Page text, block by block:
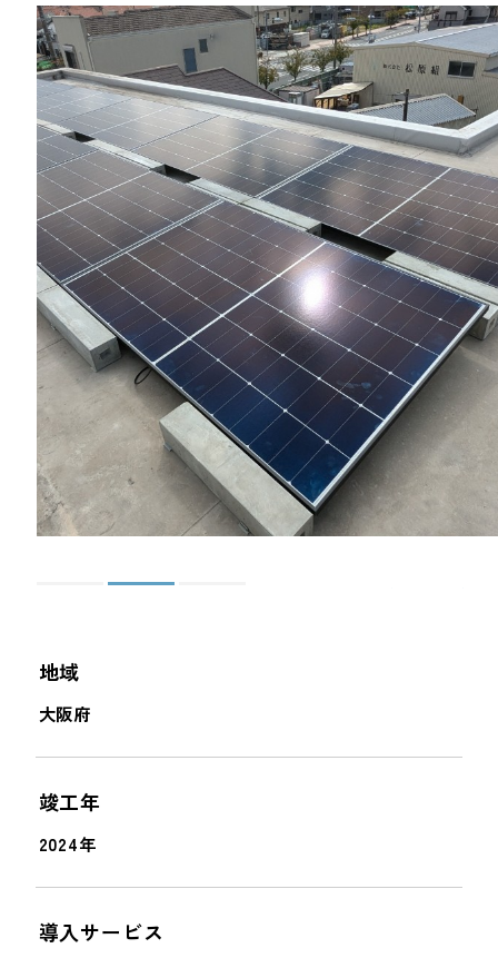
オール電化
一般リフォーム
COMPANY
会社情報
SDGsへの
お知らせ
PRIVACY
地域
大阪府
竣工年
2024年
導入サービス